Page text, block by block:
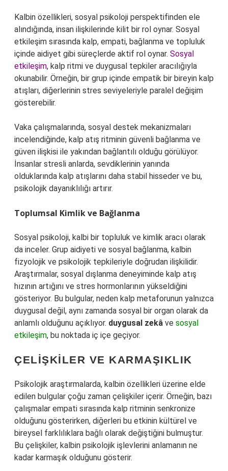
Kalbin özellikleri, sosyal psikoloji perspektifinden ele
alındığında, insan ilişkilerinde kilit bir rol oynar. Sosyal
etkileşim sırasında kalp, empati, bağlanma ve topluluk
içinde aidiyet gibi süreçlerde aktif rol oynar. Sosyal
etkileşim, kalp ritmi ve duygusal tepkiler aracılığıyla
okunabilir. Örneğin, bir grup içinde empatik bir bireyin kalp
atışları, diğerlerinin stres seviyeleriyle paralel değişim
gösterebilir.
Vaka çalışmalarında, sosyal destek mekanizmaları
incelendiğinde, kalp atış ritminin güvenli bağlanma ve
güven ilişkisi ile yakından bağlantılı olduğu görülüyor.
İnsanlar stresli anlarda, sevdiklerinin yanında
olduklarında kalp atışlarını daha stabil hisseder ve bu,
psikolojik dayanıklılığı artırır.
Toplumsal Kimlik ve Bağlanma
Sosyal psikoloji, kalbi bir topluluk ve kimlik aracı olarak
da inceler. Grup aidiyeti ve sosyal bağlanma, kalbin
fizyolojik ve psikolojik tepkileriyle doğrudan ilişkilidir.
Araştırmalar, sosyal dışlanma deneyiminde kalp atış
hızının artığını ve stres hormonlarının yükseldiğini
gösteriyor. Bu bulgular, neden kalp metaforunun yalnızca
duygusal değil, aynı zamanda sosyal bir organ olarak da
anlamlı olduğunu açıklıyor. duygusal zekâ ve sosyal
etkileşim, bu noktada iç içe geçiyor.
ÇELIŞKILER VE KARMAŞIKLIK
Psikolojik araştırmalarda, kalbin özellikleri üzerine elde
edilen bulgular çoğu zaman çelişkiler içerir. Örneğin, bazı
çalışmalar empati sırasında kalp ritminin senkronize
olduğunu gösterirken, diğerleri bu etkinin kültürel ve
bireysel farklılıklara bağlı olarak değiştiğini bulmuştur.
Bu çelişkiler, kalbin psikolojik işlevlerini anlamanın ne
kadar karmaşık olduğunu gösterir.